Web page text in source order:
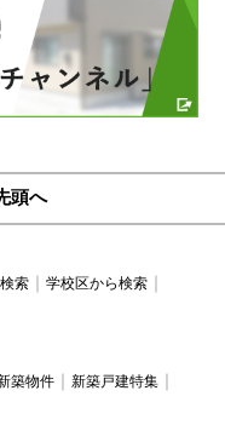
頭へ
索
学校区から検索
築物件
新築戸建特集